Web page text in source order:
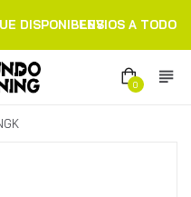
DISPONIBLESENVIOS A TODO
0